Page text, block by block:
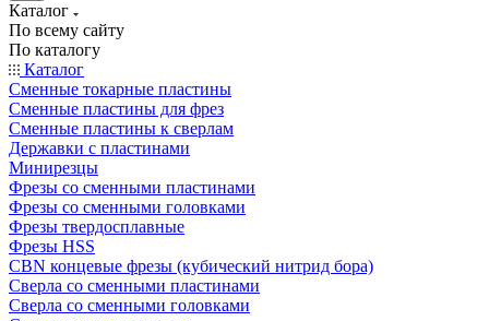
Каталог
По всему сайту
По каталогу
Каталог
Сменные токарные пластины
Сменные пластины для фрез
Сменные пластины к сверлам
Державки с пластинами
Минирезцы
Фрезы со сменными пластинами
Фрезы со сменными головками
Фрезы твердосплавные
Фрезы HSS
CBN концевые фрезы (кубический нитрид бора)
Сверла со сменными пластинами
Сверла со сменными головками